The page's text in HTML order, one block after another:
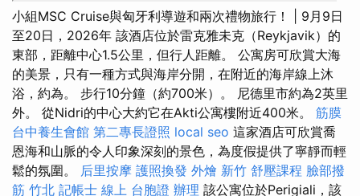
小組MSC Cruise與匈牙利導遊和兩次禮物旅行！ | 9月9日
至20日，2026年 該酒店位於雷克雅未克（Reykjavik）的
東部，距離中心1.5公里，但行人距離。 公寓房可欣賞大海
的美景，只​​有一種方式與海岸分開，在附近的海岸線上沐
浴，約為。 步行10分鐘（約700米）。 尼德里市約為2英里
外。 從Nidri的中心大約它在Akti公寓樓附近400米。 筋膜
台中養生會館 第二專長證照 local seo 這家酒店可欣賞喬
恩海和山脈的令人印象深刻的景色，為度假提供了寧靜而輕
鬆的氛圍。 后里按摩 護照換發 外燴 新竹 舒壓課程 臉部撥
筋 竹北 記帳士 線上 台胞證 辦理 該公寓位於Perigiali，該